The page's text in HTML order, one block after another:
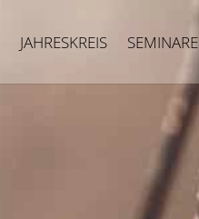
JAHRES­KREIS SEMINARE